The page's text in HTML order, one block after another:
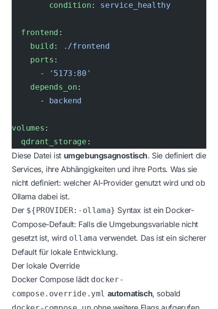
        condition
: service_healthy
  frontend
:
    build
:
./frontend
    ports
:
      -
'5173:80'
    depends_on
:
      -
backend
volumes :
  qdrant_storage
:
Diese Datei ist umgebungsagnostisch. Sie definiert die
Services, ihre Abhängigkeiten und ihre Ports. Was sie
nicht definiert: welcher AI-Provider genutzt wird und ob
Ollama dabei ist.
Der ${PROVIDER:-ollama} Syntax ist ein Docker-
Compose-Default: Falls die Umgebungsvariable nicht
gesetzt ist, wird ollama verwendet. Das ist ein sicherer
Default für lokale Entwicklung.
Der lokale Override
Docker Compose lädt docker-
compose.override.yml automatisch, sobald